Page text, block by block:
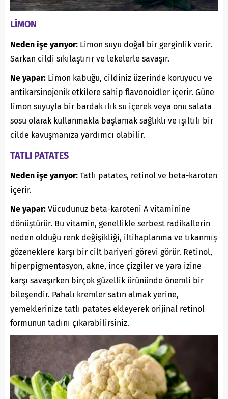
LİMON
Neden işe yarıyor: Limon suyu doğal bir gerginlik verir.
Sarkan cildi sıkılaştırır ve lekelerle savaşır.
Ne yapar: Limon kabuğu, cildiniz üzerinde koruyucu ve
antikarsinojenik etkilere sahip flavonoidler içerir. Güne
limon suyuyla bir bardak ılık su içerek veya onu salata
sosu olarak kullanmakla başlamak sağlıklı ve ışıltılı bir
cilde kavuşmanıza yardımcı olabilir.
TATLI PATATES
Neden işe yarıyor: Tatlı patates, retinol ve beta-karoten
içerir.
Ne yapar: Vücudunuz beta-karoteni A vitaminine
dönüştürür. Bu vitamin, genellikle serbest radikallerin
neden olduğu renk değişikliği, iltihaplanma ve tıkanmış
gözeneklere karşı bir cilt bariyeri görevi görür. Retinol,
hiperpigmentasyon, akne, ince çizgiler ve yara izine
karşı savaşırken birçok güzellik ürününde önemli bir
bileşendir. Pahalı kremler satın almak yerine,
yemeklerinize tatlı patates ekleyerek orijinal retinol
formunun tadını çıkarabilirsiniz.